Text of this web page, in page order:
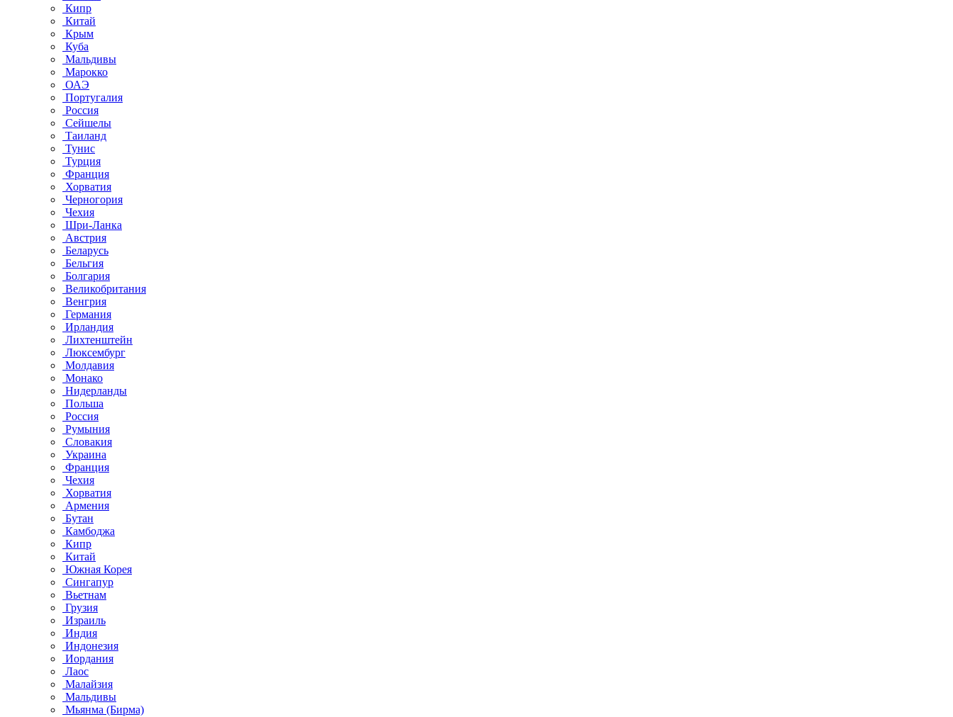
Кипр
Китай
Крым
Куба
Мальдивы
Марокко
ОАЭ
Португалия
Россия
Сейшелы
Таиланд
Тунис
Турция
Франция
Хорватия
Черногория
Чехия
Шри-Ланка
Австрия
Беларусь
Бельгия
Болгария
Великобритания
Венгрия
Германия
Ирландия
Лихтенштейн
Люксембург
Молдавия
Монако
Нидерланды
Польша
Россия
Румыния
Словакия
Украина
Франция
Чехия
Хорватия
Армения
Бутан
Камбоджа
Кипр
Китай
Южная Корея
Сингапур
Вьетнам
Грузия
Израиль
Индия
Индонезия
Иордания
Лаос
Малайзия
Мальдивы
Мьянма (Бирма)